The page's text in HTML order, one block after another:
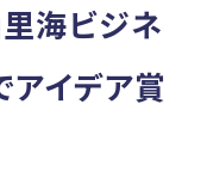
海ビジネ
アイデア賞